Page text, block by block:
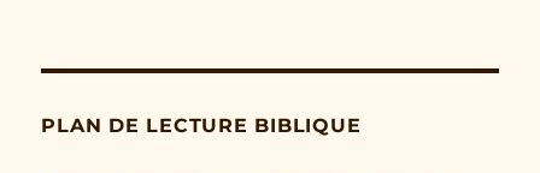
PLAN DE LECTURE BIBLIQUE